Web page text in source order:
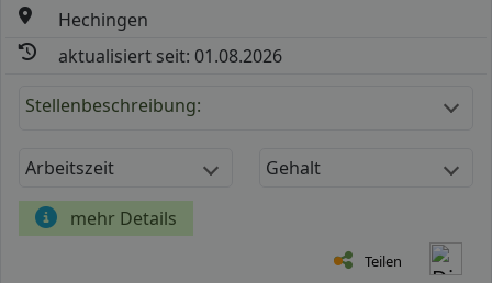
Hechingen
aktualisiert seit: 01.08.2026
Stellenbeschreibung:
Arbeitszeit Gehalt
mehr Details
Teilen